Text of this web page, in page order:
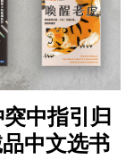
中指引归
中文选书